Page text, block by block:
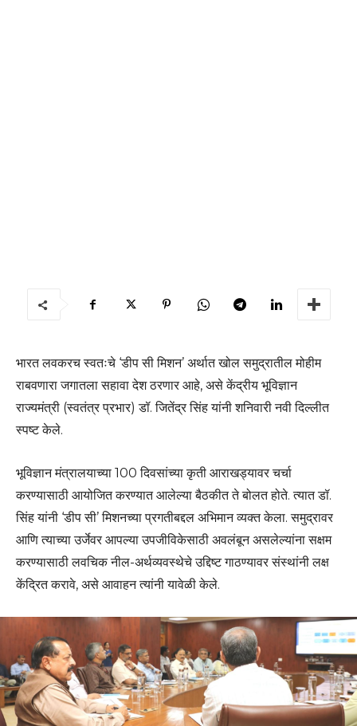
भारत लवकरच स्वतःचे ‘डीप सी मिशन’ अर्थात खोल समुद्रातील मोहीम
राबवणारा जगातला सहावा देश ठरणार आहे, असे केंद्रीय भूविज्ञान
राज्यमंत्री (स्वतंत्र प्रभार) डॉ. जितेंद्र सिंह यांनी शनिवारी नवी दिल्लीत
स्पष्ट केले.
भूविज्ञान मंत्रालयाच्या 100 दिवसांच्या कृती आराखड्यावर चर्चा
करण्यासाठी आयोजित करण्यात आलेल्या बैठकीत ते बोलत होते. त्यात डॉ.
सिंह यांनी ‘डीप सी’ मिशनच्या प्रगतीबद्दल अभिमान व्यक्त केला. समुद्रावर
आणि त्याच्या उर्जेवर आपल्या उपजीविकेसाठी अवलंबून असलेल्यांना सक्षम
करण्यासाठी लवचिक नील-अर्थव्यवस्थेचे उद्दिष्ट गाठण्यावर संस्थांनी लक्ष
केंद्रित करावे, असे आवाहन त्यांनी यावेळी केले.